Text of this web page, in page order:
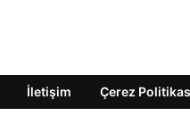
İletişim Çerez